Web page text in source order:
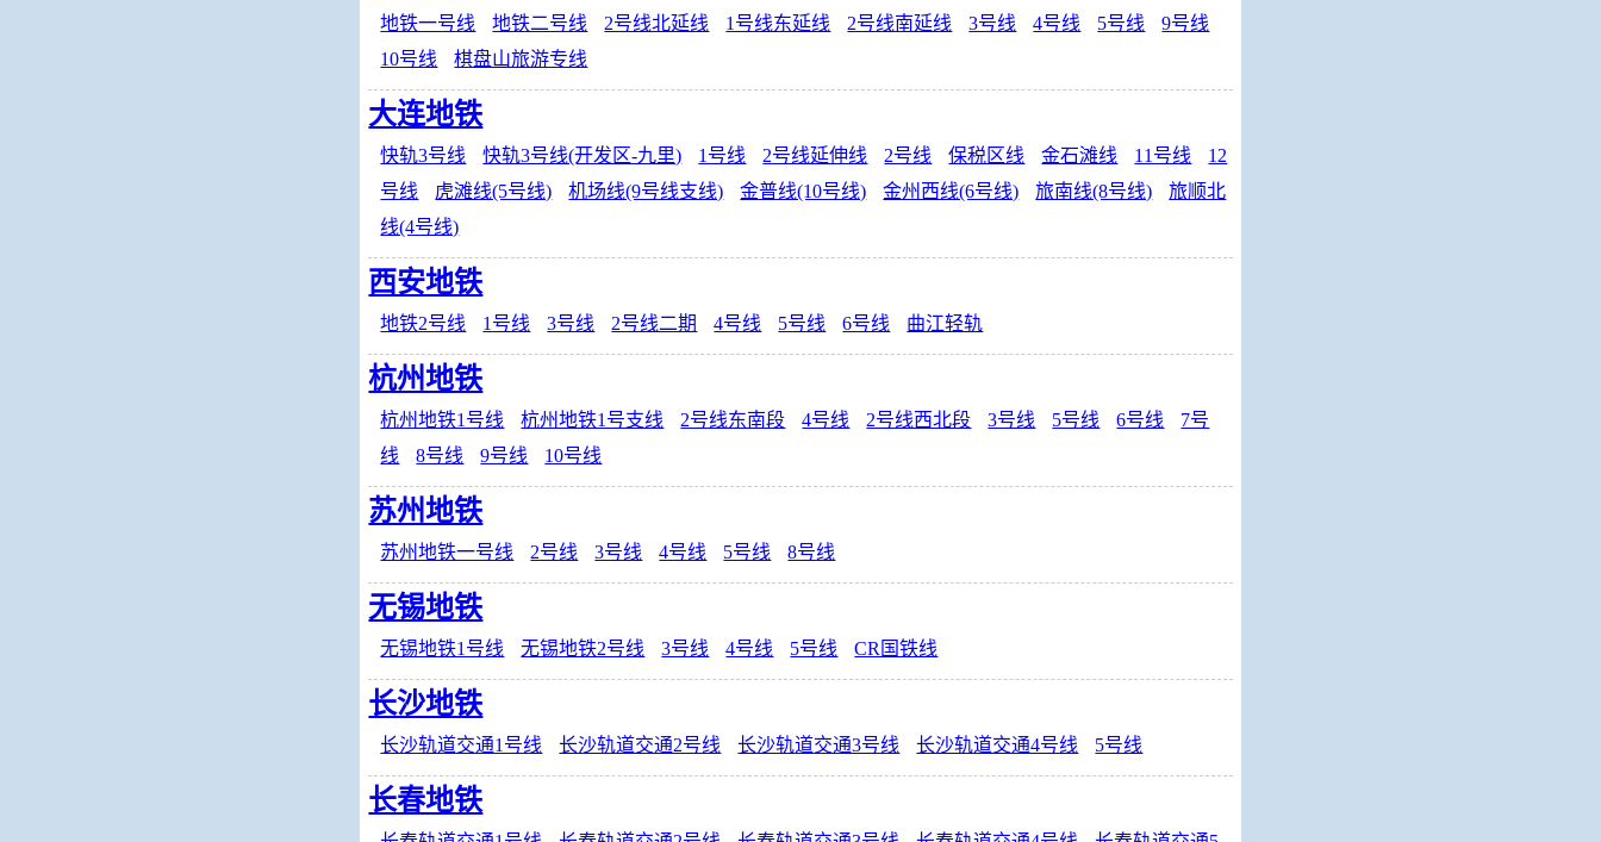
地铁一号线 地铁二号线 2号线北延线 1号线东延线 2号线南延线 3号线 4号线 5号线
9号线
10号线
棋盘山旅游专线
大连地铁
快轨3号线 快轨3号线(开发区-九里) 1号线 2号线延伸线 2号线 保税区线 金石滩线 11号线
12
号线
虎滩线(5号线) 机场线(9号线支线) 金普线(10号线) 金州西线(6号线) 旅南线(8号线)
旅顺北
线(4号线)
西安地铁
地铁2号线 1号线 3号线 2号线二期 4号线 5号线 6号线 曲江轻轨
杭州地铁
杭州地铁1号线 杭州地铁1号支线 2号线东南段 4号线 2号线西北段 3号线 5号线 6号线
7号
线
8号线 9号线 10号线
苏州地铁
苏州地铁一号线 2号线 3号线 4号线 5号线 8号线
无锡地铁
无锡地铁1号线 无锡地铁2号线 3号线 4号线 5号线 CR国铁线
长沙地铁
长沙轨道交通1号线 长沙轨道交通2号线 长沙轨道交通3号线 长沙轨道交通4号线 5号线
长春地铁